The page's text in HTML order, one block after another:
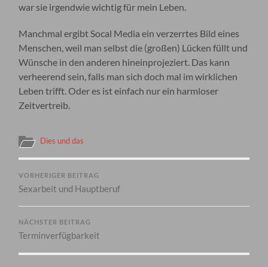
war sie irgendwie wichtig für mein Leben.
Manchmal ergibt Socal Media ein verzerrtes Bild eines
Menschen, weil man selbst die (großen) Lücken füllt und
Wünsche in den anderen hineinprojeziert. Das kann
verheerend sein, falls man sich doch mal im wirklichen
Leben trifft. Oder es ist einfach nur ein harmloser
Zeitvertreib.
Dies und das
VORHERIGER BEITRAG
Sexarbeit und Hauptberuf
NÄCHSTER BEITRAG
Terminverfügbarkeit